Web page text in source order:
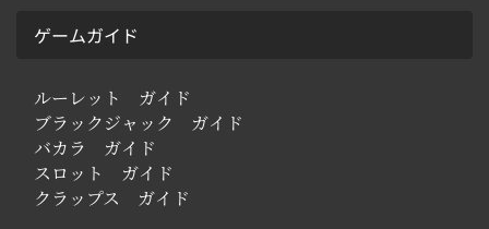
ゲームガイド
ルーレット ガイド
ブラックジャック ガイド
バカラ ガイド
スロット ガイド
クラップス ガイド